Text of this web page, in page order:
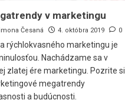
v marketingu
Česaná 4. októbra 2019 0
rýchlokvasného marketingu je
Nachádzame sa v
zlatej ére marketingu. Pozrite si
megatrendy
a budúcnosti.